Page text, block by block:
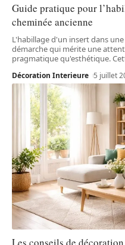
Guide pratique pour
cheminée ancienne
L'habillage d'un insert dans
démarche qui mérite une
pragmatique qu'esthétique.
Décoration Interieure 5 juillet
Les conseils de